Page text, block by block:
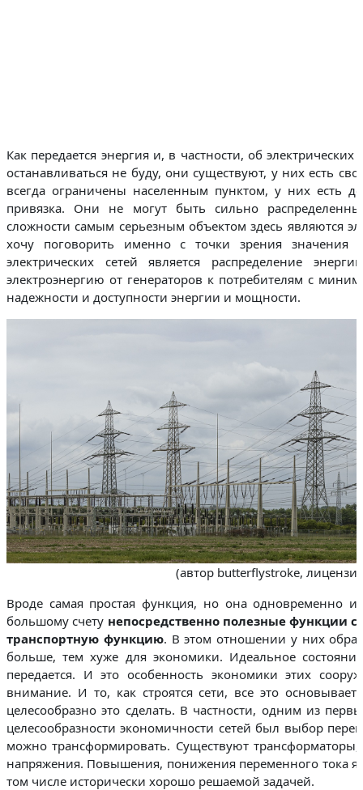
Как передается энергия и, в частности, об
останавливаться не буду, они существуют, у них есть
всегда ограничены населенным пунктом, у них есть
привязка. Они не могут быть сильно
сложности самым серьезным объектом здесь являются
хочу поговорить именно с точки зрения значения
электрических сетей является распределение
электроэнергию от генераторов к потребителям с
надежности и доступности энергии и мощности.
(автор butterflystroke,
Вроде самая простая функция, но она одновременно
большому счету непосредственно полезные функции
транспортную функцию. В этом отношении у них
больше, тем хуже для экономики. Идеальное
передается. И это особенность экономики этих
внимание. И то, как строятся сети, все это
целесообразно это сделать. В частности, одним из
целесообразности экономичности сетей был выбор
можно трансформировать. Существуют трансформаторы,
напряжения. Повышения, понижения переменного тока
том числе исторически хорошо решаемой задачей.